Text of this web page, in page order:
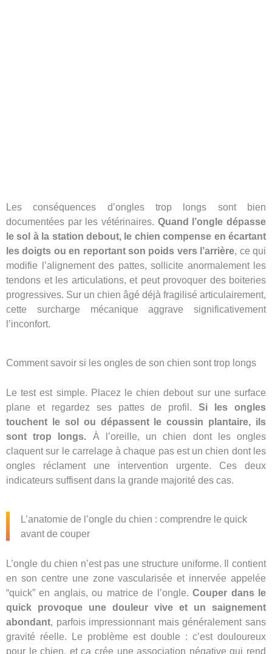
Les conséquences d’ongles trop longs sont bien
documentées par les vétérinaires. Quand l’ongle dépasse
le sol à la station debout, le chien compense en écartant
les doigts ou en reportant son poids vers l’arrière, ce qui
modifie l’alignement des pattes, sollicite anormalement les
tendons et les articulations, et peut provoquer des boiteries
progressives. Sur un chien âgé déjà fragilisé articulairement,
cette surcharge mécanique aggrave significativement
l’inconfort.
Comment savoir si les ongles de son chien sont trop longs
Le test est simple. Placez le chien debout sur une surface
plane et regardez ses pattes de profil.Si les ongles
touchent le sol ou dépassent le coussin plantaire, ils
sont trop longs. À l’oreille, un chien dont les ongles
claquent sur le carrelage à chaque pas est un chien dont les
ongles réclament une intervention urgente. Ces deux
indicateurs suffisent dans la grande majorité des cas.
L’anatomie de l’ongle du chien : comprendre le quick
avant de couper
L’ongle du chien n’est pas une structure uniforme. Il contient
en son centre une zone vascularisée et innervée appelée
“quick” en anglais, ou matrice de l’ongle.Couper dans le
quick provoque une douleur vive et un saignement
abondant, parfois impressionnant mais généralement sans
gravité réelle. Le problème est double : c’est douloureux
pour le chien, et ça crée une association négative qui rend